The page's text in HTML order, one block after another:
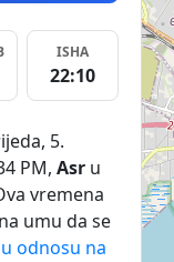
ISHA
22:10
5.
PM, Asr u
vremena
umu da se
odnosu na